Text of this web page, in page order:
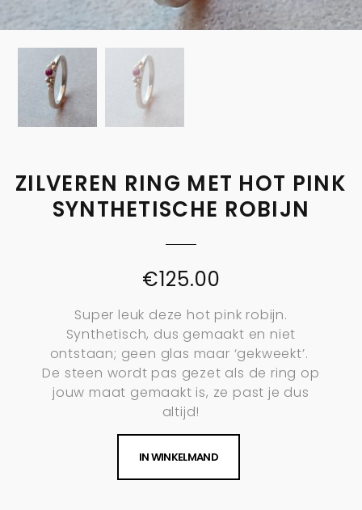
ZILVEREN RING MET HOT PINK
SYNTHETISCHE ROBIJN
€125.00
Super leuk deze hot pink robijn.
Synthetisch, dus gemaakt en niet
ontstaan; geen glas maar ‘gekweekt’.
De steen wordt pas gezet als de ring op
jouw maat gemaakt is, ze past je dus
altijd!
IN WINKELMAND